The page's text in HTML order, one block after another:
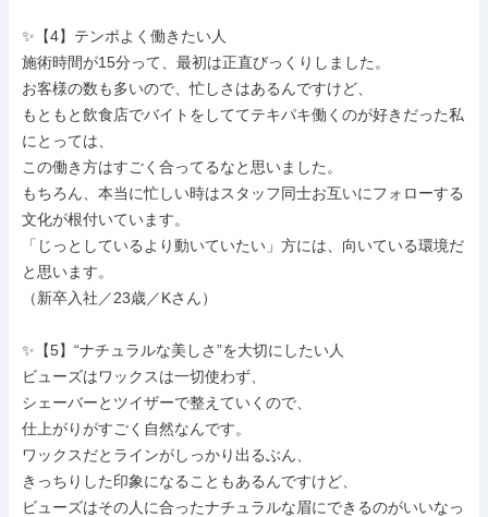
✨【4】テンポよく働きたい人
施術時間が15分って、最初は正直びっくりしました。
お客様の数も多いので、忙しさはあるんですけど、
もともと飲食店でバイトをしててテキパキ働くのが好きだった私
にとっては、
この働き方はすごく合ってるなと思いました。
もちろん、本当に忙しい時はスタッフ同士お互いにフォローする
文化が根付いています。
「じっとしているより動いていたい」方には、向いている環境だ
と思います。
（新卒入社／23歳／Kさん）
✨【5】“ナチュラルな美しさ”を大切にしたい人
ビューズはワックスは一切使わず、
シェーバーとツイザーで整えていくので、
仕上がりがすごく自然なんです。
ワックスだとラインがしっかり出るぶん、
きっちりした印象になることもあるんですけど、
ビューズはその人に合ったナチュラルな眉にできるのがいいなっ